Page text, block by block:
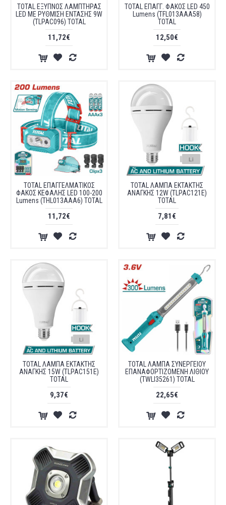
TOTAL ΕΞΥΠΝΟΣ ΛΑΜΠΤΗΡΑΣ
LED ΜΕ ΡΥΘΜΙΣΗ ΕΝΤΑΣΗΣ 9W
(TLPAC096) TOTAL
11,72€
TOTAL ΕΠΑΓΓ. ΦΑΚΟΣ LED 450
Lumens (TFL013AAA58)
TOTAL
12,50€
TOTAL ΕΠΑΓΓΕΛΜΑΤΙΚΟΣ
ΦΑΚΟΣ ΚΕΦΑΛΗΣ LED 100-200
Lumens (THL013AAA6) TOTAL
11,72€
TOTAL ΛΑΜΠΑ ΕΚΤΑΚΤΗΣ
ΑΝΑΓΚΗΣ 12W (TLPAC121E)
TOTAL
7,81€
TOTAL ΛΑΜΠΑ ΕΚΤΑΚΤΗΣ
ΑΝΑΓΚΗΣ 15W (TLPAC151E)
TOTAL
9,37€
TOTAL ΛΑΜΠΑ ΣΥΝΕΡΓΕΙΟΥ
ΕΠΑΝΑΦΟΡΤΙΖΟΜΕΝΗ ΛΙΘΙΟΥ
(TWLI35261) TOTAL
22,65€